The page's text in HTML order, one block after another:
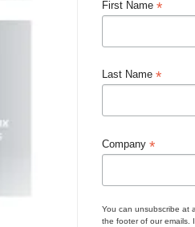
First Name *
Last Name *
Company *
You can unsubscribe at
the footer of our emails.